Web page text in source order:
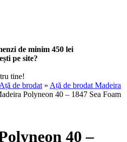
de minim 450 lei
pe site?
tine!
Ață de brodat » Ață de brodat Madeira
Polyneon 40 – 1847 Sea Foam
40 –